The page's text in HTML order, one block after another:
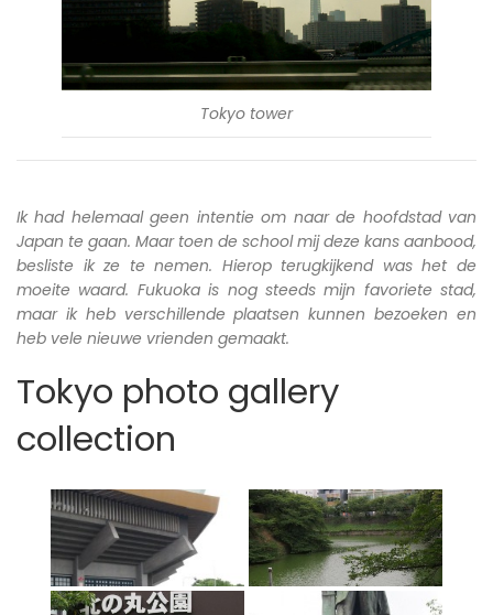
Tokyo tower
Ik had helemaal geen intentie om naar de hoofdstad van
Japan te gaan. Maar toen de school mij deze kans aanbood,
besliste ik ze te nemen. Hierop terugkijkend was het de
moeite waard. Fukuoka is nog steeds mijn favoriete stad,
maar ik heb verschillende plaatsen kunnen bezoeken en
heb vele nieuwe vrienden gemaakt.
Tokyo photo gallery
collection